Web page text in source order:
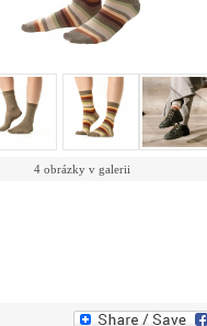
4 obrázky v galerii